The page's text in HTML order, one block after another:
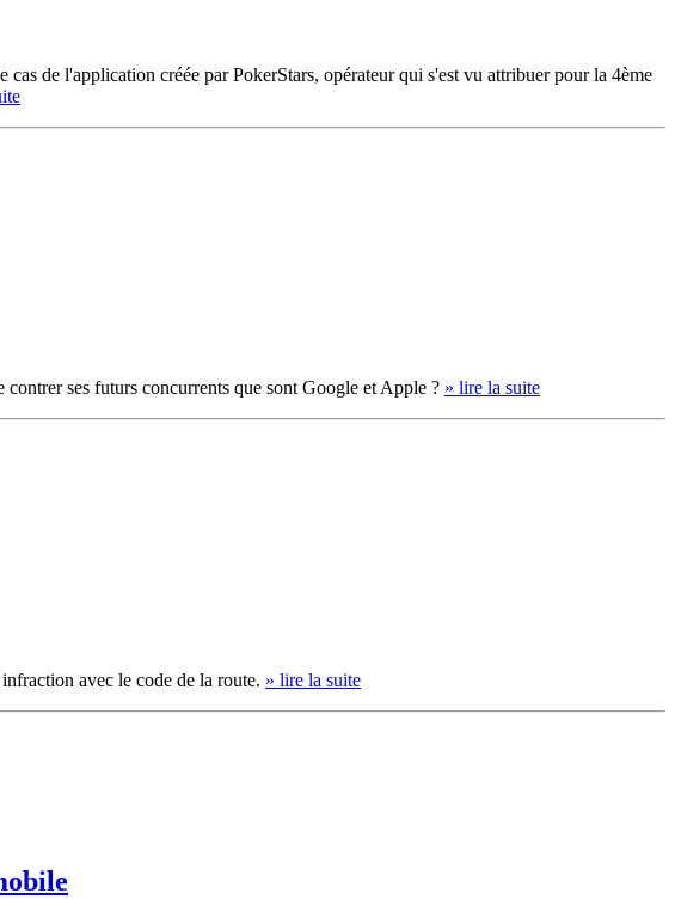
de l'application créée par PokerStars, opérateur qui s'est vu attribuer pour la 4ème
ses futurs concurrents que sont Google et Apple ? » lire la suite
avec le code de la route. » lire la suite